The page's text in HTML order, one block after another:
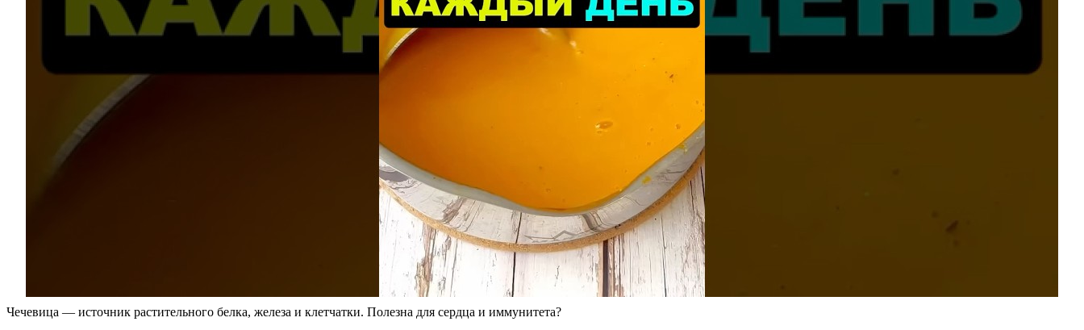
Чечевица — источник растительного белка, железа и клетчатки. Полезна для сердца и иммунитета?